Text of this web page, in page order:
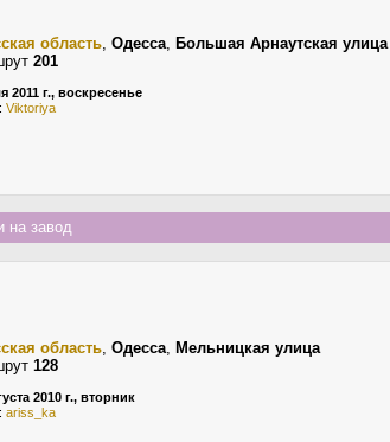
область, Одесса, Большая Арнаутская улица
201
2011 г., воскресенье
Viktoriya
на завод
область, Одесса, Мельницкая улица
128
2010 г., вторник
ariss_ka